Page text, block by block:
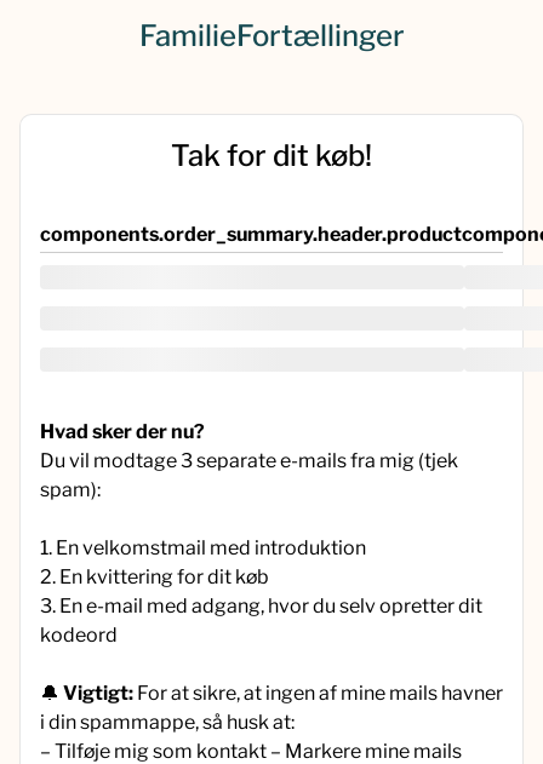
FamilieFortællinger
Tak for dit køb!
components.order_summary.header.product
Hvad sker der nu?
Du vil modtage 3 separate e-mails fra mig (tjek
spam):
1. En velkomstmail med introduktion
2. En kvittering for dit køb
3. En e-mail med adgang, hvor du selv opretter dit
kodeord
🔔 Vigtigt: For at sikre, at ingen af mine mails havner
i din spammappe, så husk at:
– Tilføje mig som kontakt – Markere mine mails